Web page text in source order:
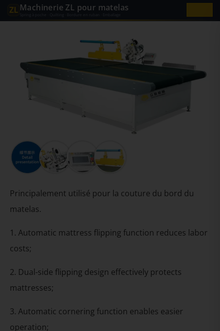
ZL Machinerie ZL pour matelas
Principalement utilisé pour la couture du bord du
matelas.
1. Automatic mattress flipping function reduces labor
costs;
2. Dual-side flipping design effectively protects
mattresses;
3. Automatic cornering function enables easier
operation;